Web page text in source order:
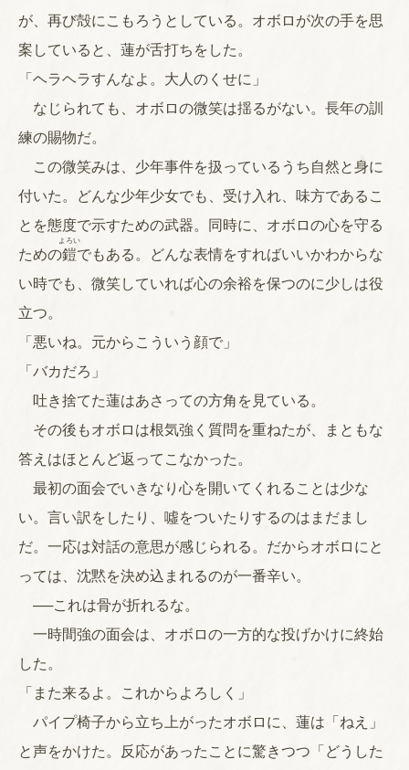
が、再び殻にこもろうとしている。オボロが次の手を思
案していると、蓮が舌打ちをした。
「ヘラヘラすんなよ。大人のくせに」
なじられても、オボロの微笑は揺るがない。長年の訓
練の賜物だ。
この微笑みは、少年事件を扱っているうち自然と身に
付いた。どんな少年少女でも、受け入れ、味方であるこ
とを態度で示すための武器。同時に、オボロの心を守る
ための鎧
よろい
でもある。どんな表情をすればいいかわからな
い時でも、微笑していれば心の余裕を保つのに少しは役
立つ。
「悪いね。元からこういう顔で」
「バカだろ」
吐き捨てた蓮はあさっての方角を見ている。
その後もオボロは根気強く質問を重ねたが、まともな
答えはほとんど返ってこなかった。
最初の面会でいきなり心を開いてくれることは少な
い。言い訳をしたり、噓をついたりするのはまだまし
だ。一応は対話の意思が感じられる。だからオボロにと
っては、沈黙を決め込まれるのが一番辛い。
──これは骨が折れるな。
一時間強の面会は、オボロの一方的な投げかけに終始
した。
「また来るよ。これからよろしく」
パイプ椅子から立ち上がったオボロに、蓮は「ねえ」
と声をかけた。反応があったことに驚きつつ「どうした